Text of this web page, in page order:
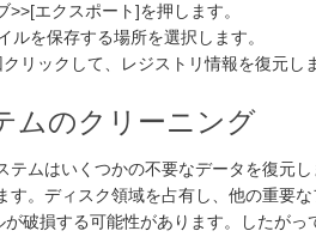
>>[エクスポート]を押し​​ます。
ルを保存する場所を選択します。
リックして、レジストリ情報を復元し
ムのクリーニング
テムはいくつかの不要なデータを復元
す。ディスク領域を占有し、他の重要
破損する可能性があります。したが